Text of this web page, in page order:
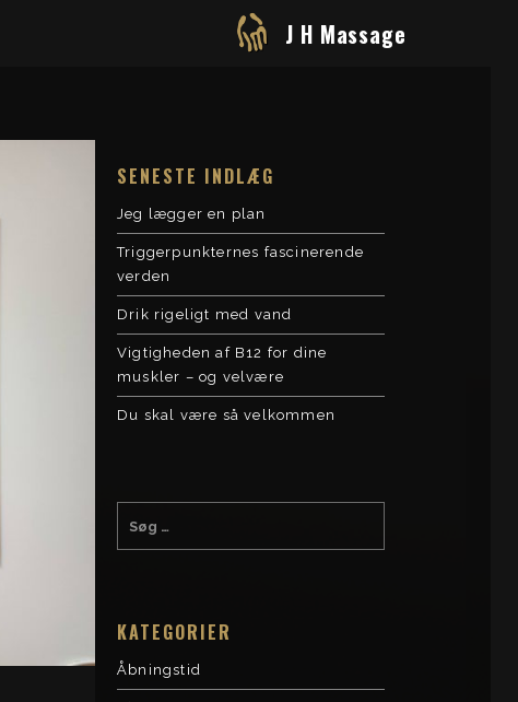
J H Massage
SENESTE INDLÆG
Jeg lægger en plan
Triggerpunkternes fascinerende
verden
Drik rigeligt med vand
Vigtigheden af B12 for dine
muskler – og velvære
Du skal være så velkommen
KATEGORIER
Åbningstid